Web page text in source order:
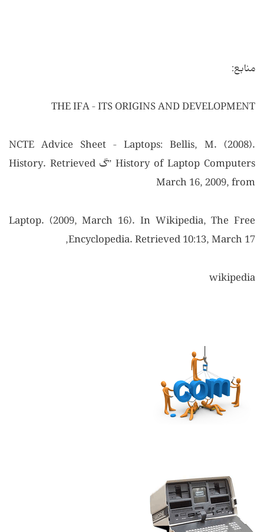
منابع:
THE IFA – ITS ORIGINS AND DEVELOPMENT
NCTE Advice Sheet – Laptops: Bellis, M. (2008).
History of Laptop Computers ”گ History. Retrieved
March 16, 2009, from
Laptop. (2009, March 16). In Wikipedia, The Free
Encyclopedia. Retrieved 10:13, March 17,
wikipedia